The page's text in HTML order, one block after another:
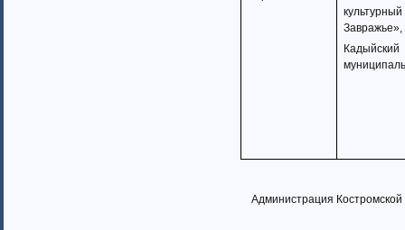
Завражье»,
Кадыйский
Администрация Костромской